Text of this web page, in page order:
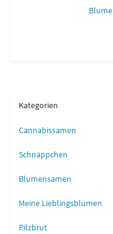
Kategorien
Cannabissamen
Schnäppchen
Blumensamen
Meine Lieblingsblumen
Pilzbrut